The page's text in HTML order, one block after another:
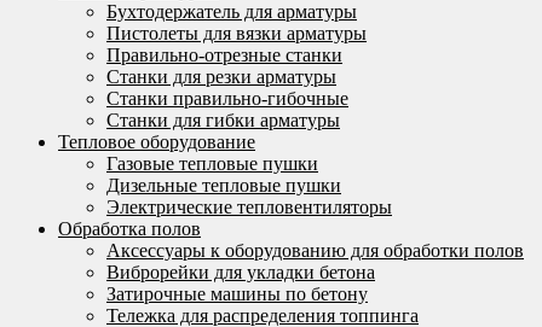
Бухтодержатель для арматуры
Пистолеты для вязки арматуры
Правильно-отрезные станки
Станки для резки арматуры
Станки правильно-гибочные
Станки для гибки арматуры
Тепловое оборудование
Газовые тепловые пушки
Дизельные тепловые пушки
Электрические тепловентиляторы
Обработка полов
Аксессуары к оборудованию для обработки полов
Виброрейки для укладки бетона
Затирочные машины по бетону
Тележка для распределения топпинга